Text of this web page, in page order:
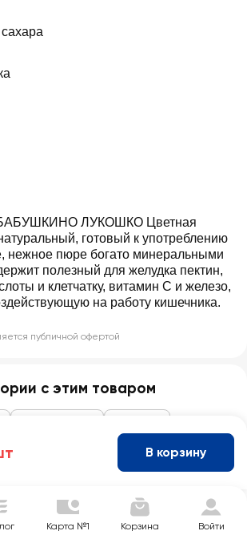
ЛУКОШКО Цветная
готовый к употреблению
нежное пюре богато минеральными
полезный для желудка пектин,
и клетчатку, витамин С и железо,
на работу кишечника.
публичной офертой
с этим товаром
В корзину
Карта №1 Корзина Войти